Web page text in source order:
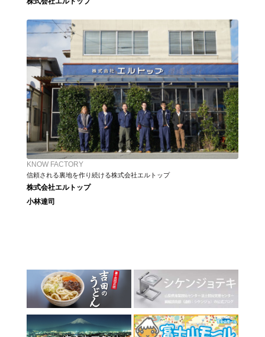
KNOW FACTORY
信頼される裏地を作り続ける株式会社エルトップ
株式会社エルトップ
小林達司